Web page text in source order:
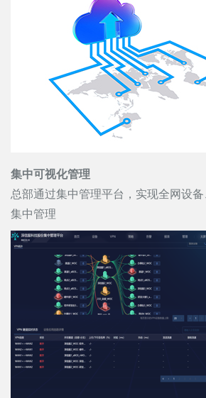
集中可视化管理
总部通过集中管理平台，实现全网设
集中管理